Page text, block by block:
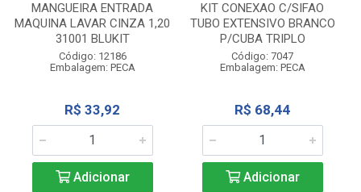
MANGUEIRA ENTRADA
MAQUINA LAVAR CINZA 1,20
31001 BLUKIT
Código: 12186
Embalagem: PECA
R$ 33,92
Adicionar
KIT CONEXAO C/SIFAO
TUBO EXTENSIVO BRANCO
P/CUBA TRIPLO
Código: 7047
Embalagem: PECA
R$ 68,44
Adicionar